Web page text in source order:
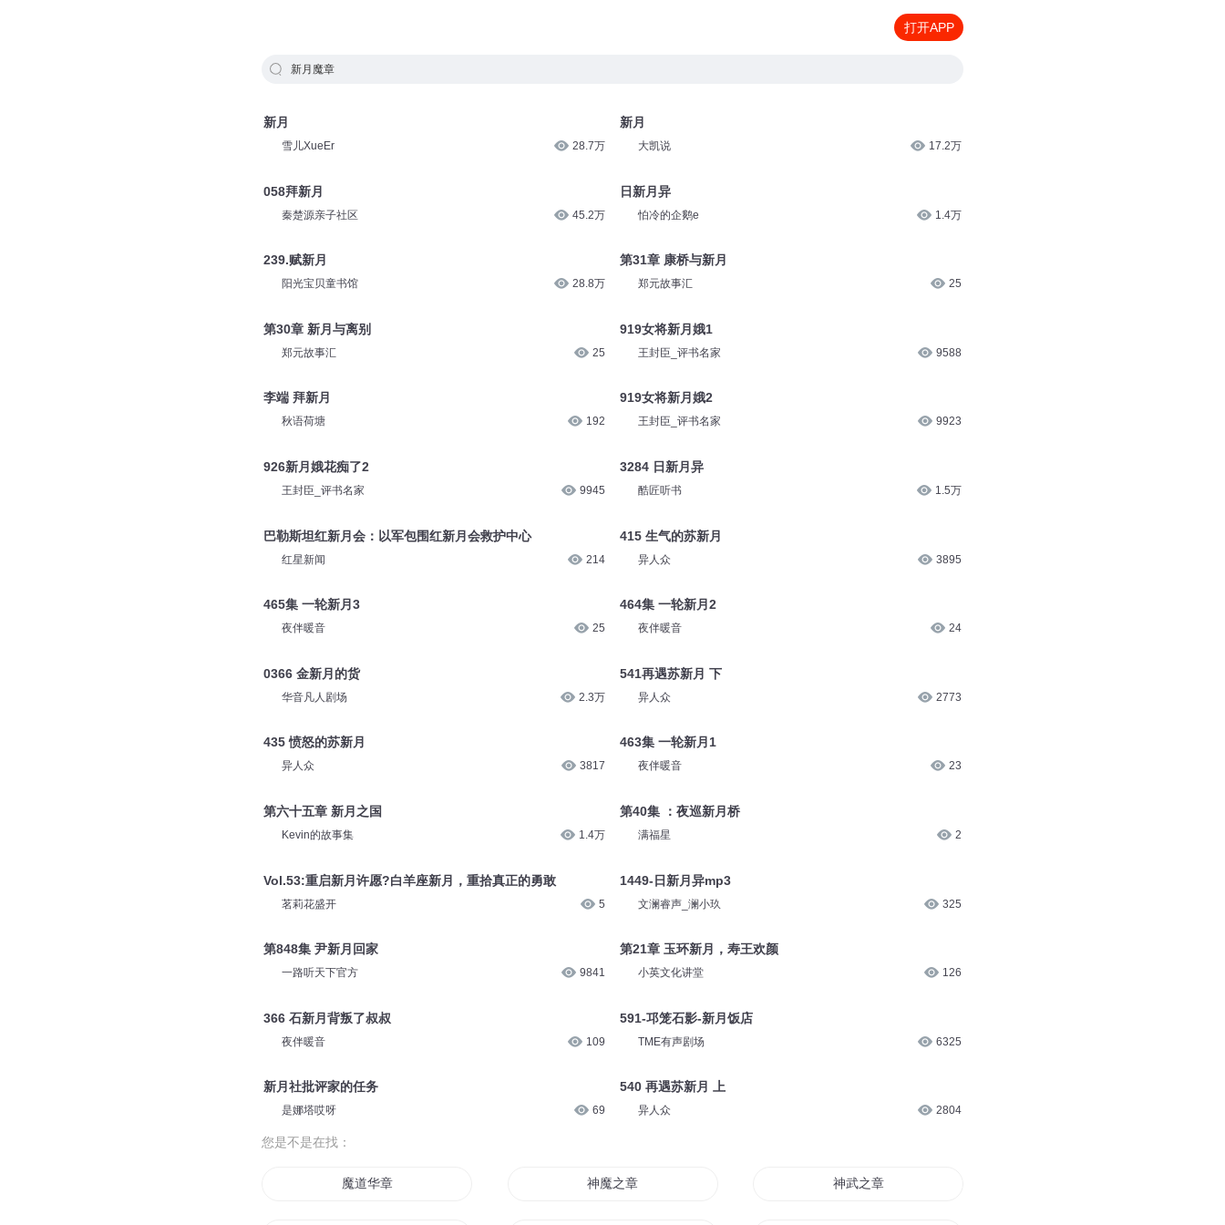
打开APP
新月魔章
新月
雪儿XueEr 28.7万
058拜新月
秦楚源亲子社区 45.2万
239.赋新月
阳光宝贝童书馆 28.8万
第30章 新月与离别
郑元故事汇 25
李端 拜新月
秋语荷塘 192
926新月娥花痴了2
王封臣_评书名家 9945
巴勒斯坦红新月会：以军包围红新月会救护中心
红星新闻 214
465集 一轮新月3
夜伴暖音 25
0366 金新月的货
华音凡人剧场 2.3万
435 愤怒的苏新月
异人众 3817
第六十五章 新月之国
Kevin的故事集 1.4万
Vol.53:重启新月许愿?白羊座新月，重拾真正的勇敢
茗莉花盛开 5
第848集 尹新月回家
一路听天下官方 9841
366 石新月背叛了叔叔
夜伴暖音 109
新月社批评家的任务
是娜塔哎呀 69
新月
大凯说 17.2万
日新月异
怕冷的企鹅e 1.4万
第31章 康桥与新月
郑元故事汇 25
919女将新月娥1
王封臣_评书名家 9588
919女将新月娥2
王封臣_评书名家 9923
3284 日新月异
酷匠听书 1.5万
415 生气的苏新月
异人众 3895
464集 一轮新月2
夜伴暖音 24
541再遇苏新月 下
异人众 2773
463集 一轮新月1
夜伴暖音 23
第40集 ：夜巡新月桥
满福星 2
1449-日新月异mp3
文澜睿声_澜小玖 325
第21章 玉环新月，寿王欢颜
小英文化讲堂 126
591-邛笼石影-新月饭店
TME有声剧场 6325
540 再遇苏新月 上
异人众 2804
您是不是在找：
魔道华章 神魔之章 神武之章